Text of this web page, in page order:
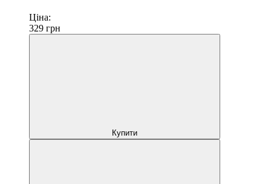
Ціна:
329 грн
Купити